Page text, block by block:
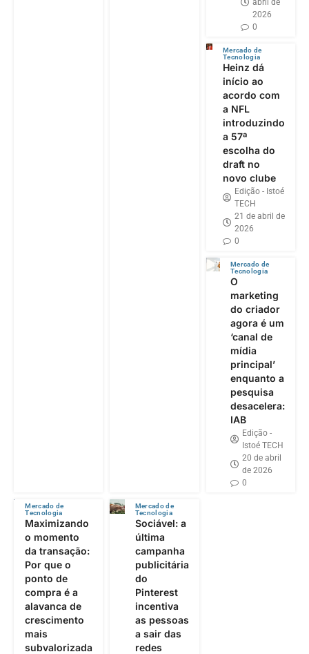
2026
0
Mercado de
Tecnologia
Heinz dá
início ao
acordo com
a NFL
introduzindo
a 57ª
escolha do
draft no
novo clube
Edição - Istoé
TECH
21 de abril de
2026
0
Mercado de
Tecnologia
O
marketing
do criador
agora é um
‘canal de
mídia
principal’
enquanto a
pesquisa
desacelera:
IAB
Edição -
Istoé TECH
20 de abril
de 2026
0
Mercado de
Tecnologia
Maximizando
o momento
da transação:
Por que o
ponto de
compra é a
alavanca de
crescimento
mais
subvalorizada
Mercado de
Tecnologia
Sociável: a
última
campanha
publicitária
do
Pinterest
incentiva
as pessoas
a sair das
redes